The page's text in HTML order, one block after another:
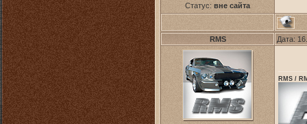
Статус: вне сайта
RMS Дата:
RMS /